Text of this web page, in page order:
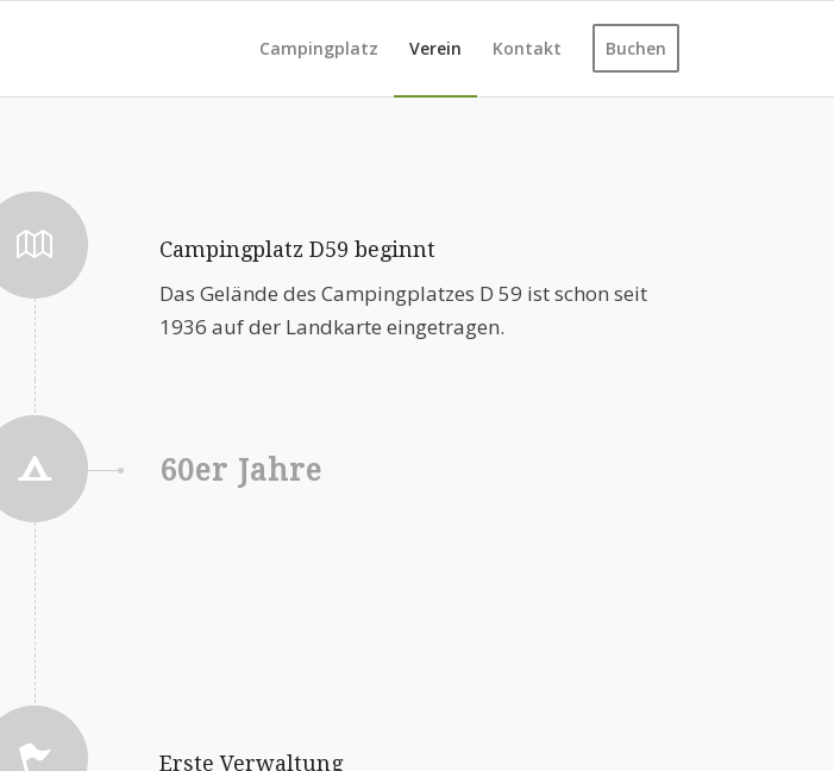
Campingplatz Verein Kontakt Buchen
Campingplatz D59 beginnt
Das Gelände des Campingplatzes D 59 ist schon seit
1936 auf der Landkarte eingetragen.
60er Jahre
Erste Verwaltung